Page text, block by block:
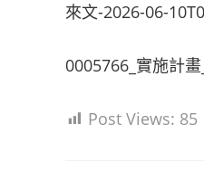
來文-2026-06-
0005766_實施計
Post Views: 85